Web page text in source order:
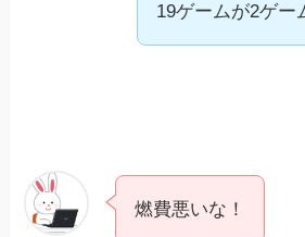
19ゲームが2ゲ
燃費悪いな！